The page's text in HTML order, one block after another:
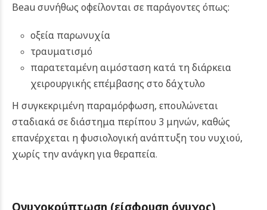
Beau συνήθως οφείλονται σε παράγοντες όπως:
οξεία παρωνυχία
τραυματισμό
παρατεταμένη αιμόσταση κατά τη διάρκεια
χειρουργικής επέμβασης στο δάχτυλο
Η συγκεκριμένη παραμόρφωση, επουλώνεται
σταδιακά σε διάστημα περίπου 3 μηνών, καθώς
επανέρχεται η φυσιολογική ανάπτυξη του νυχιού,
χωρίς την ανάγκη για θεραπεία.
Ονυχοκρύπτωση (είσφρυση όνυχος)